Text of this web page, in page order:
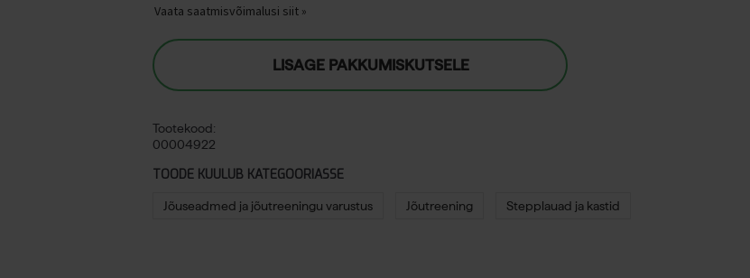
Vaata saatmisvõimalusi siit »
LISAGE PAKKUMISKUTSELE
Tootekood:
00004922
TOODE KUULUB KATEGOORIASSE
Jõuseadmed ja jõutreeningu varustus Jõutreening Stepplauad ja kastid